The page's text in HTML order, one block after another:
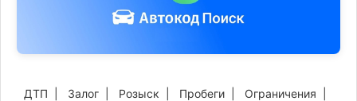
ДТП Залог Розыск Пробеги Ограничения